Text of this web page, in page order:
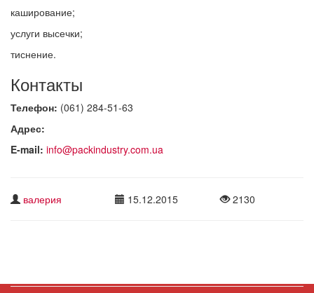
каширование;
услуги высечки;
тиснение.
Контакты
Телефон: (061) 284-51-63
Адрес:
E-mail: info@packindustry.com.ua
валерия 15.12.2015 2130